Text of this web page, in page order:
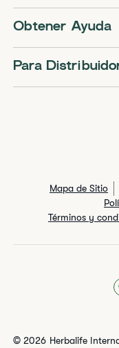
Obtener Ayuda
Para
Mapa de Sitio
Términos y
© 2026 Herbalife